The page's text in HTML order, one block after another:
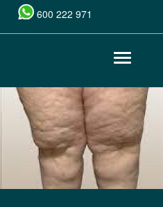
600 222 971
Toggle